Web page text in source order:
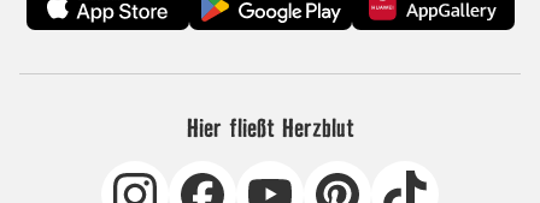
Hier fließt Herzblut